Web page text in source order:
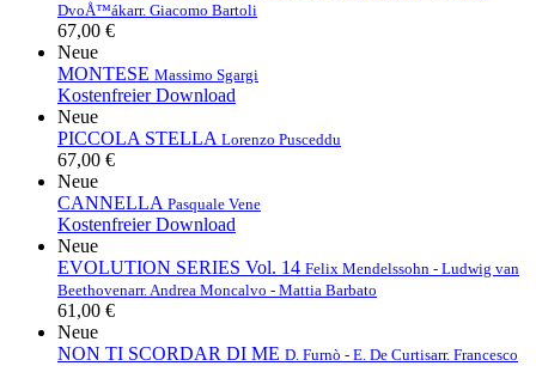
DvoÅ™ákarr. Giacomo Bartoli
67,00 €
Neue
MONTESE Massimo Sgargi
Kostenfreier Download
Neue
PICCOLA STELLA Lorenzo Pusceddu
67,00 €
Neue
CANNELLA Pasquale Vene
Kostenfreier Download
Neue
EVOLUTION SERIES Vol. 14 Felix Mendelssohn - Ludwig van
Beethovenarr. Andrea Moncalvo - Mattia Barbato
61,00 €
Neue
NON TI SCORDAR DI ME D. Furnò - E. De Curtisarr. Francesco